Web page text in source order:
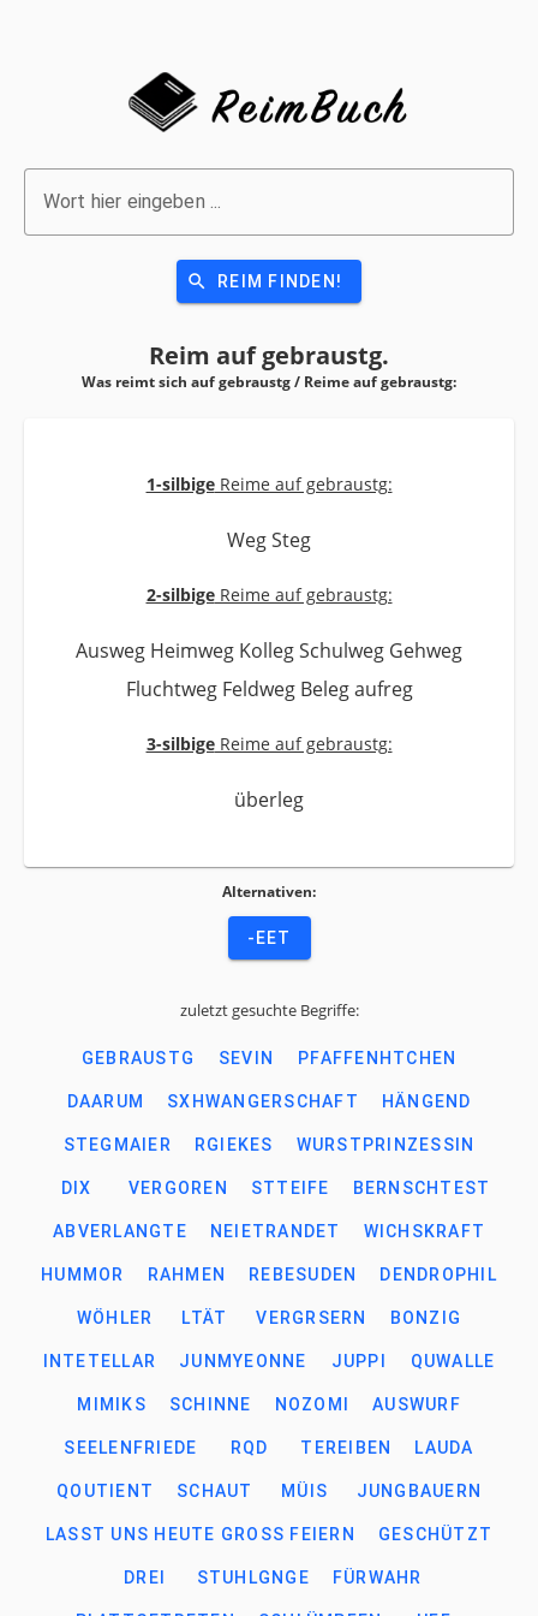
Wort hier eingeben ...
search REIM FINDEN!
Reim aufgebraustg.
Was reimt sich auf gebraustg / Reime aufgebraustg:
1-silbigeReime auf gebraustg:
Weg Steg
2-silbigeReime auf gebraustg:
Ausweg Heimweg Kolleg Schulweg Gehweg
Fluchtweg Feldweg Beleg aufreg
3-silbigeReime auf gebraustg:
überleg
Alternativen:
-EET
zuletzt gesuchte Begriffe:
GEBRAUSTG SEVIN PFAFFENHTCHEN
DAARUM SXHWANGERSCHAFT HÄNGEND
STEGMAIER RGIEKES WURSTPRINZESSIN
DIX VERGOREN STTEIFE BERNSCHTEST
ABVERLANGTE NEIETRANDET WICHSKRAFT
HUMMOR RAHMEN REBESUDEN DENDROPHIL
WÖHLER LTÄT VERGRSERN BONZIG
INTETELLAR JUNMYEONNE JUPPI QUWALLE
MIMIKS SCHINNE NOZOMI AUSWURF
SEELENFRIEDE RQD TEREIBEN LAUDA
QOUTIENT SCHAUT MÜIS JUNGBAUERN
LASST UNS HEUTE GROSS FEIERN GESCHÜTZT
DREI STUHLGNGE FÜRWAHR